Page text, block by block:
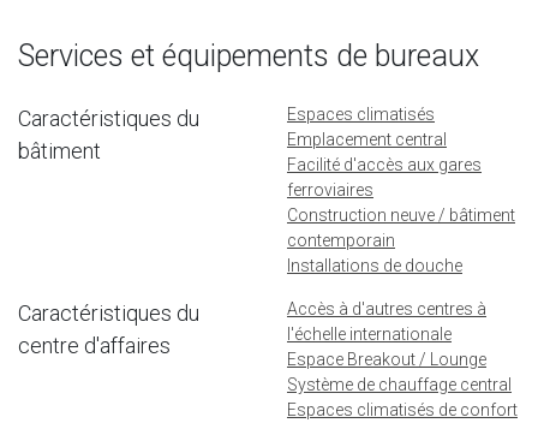
Services et équipements de bureaux
Caractéristiques du
bâtiment
Espaces climatisés
Emplacement central
Facilité d'accès aux gares
ferroviaires
Construction neuve / bâtiment
contemporain
Installations de douche
Caractéristiques du
centre d'affaires
Accès à d'autres centres à
l'échelle internationale
Espace Breakout / Lounge
Système de chauffage central
Espaces climatisés de confort